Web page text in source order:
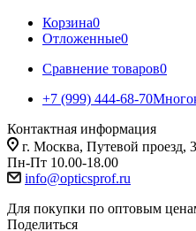
Корзина0
Отложенные0
Сравнение товаров0
+7 (999) 444-68-70
Контактная информация
г. Москва, Путевой
Пн-Пт 10.00-18.00
info@opticsprof.ru
Для покупки по оптовым
Поделиться